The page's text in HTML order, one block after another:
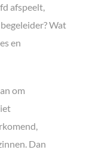
afspeelt,
Wat
en
om
Dan